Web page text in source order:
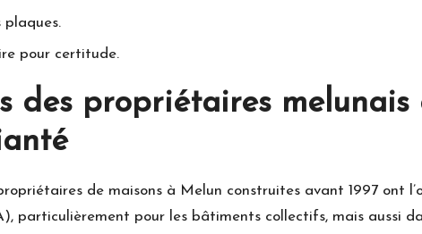
pour certitude.
des propriétaires melunais
de maisons à Melun construites avant 1997 ont
particulièrement pour les bâtiments collectifs, mais aussi